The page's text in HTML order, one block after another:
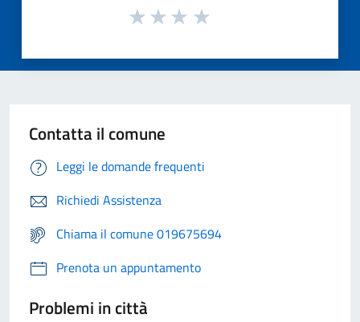
Contatta il comune
Leggi le domande frequenti
Richiedi Assistenza
Chiama il comune 019675694
Prenota un appuntamento
Problemi in città